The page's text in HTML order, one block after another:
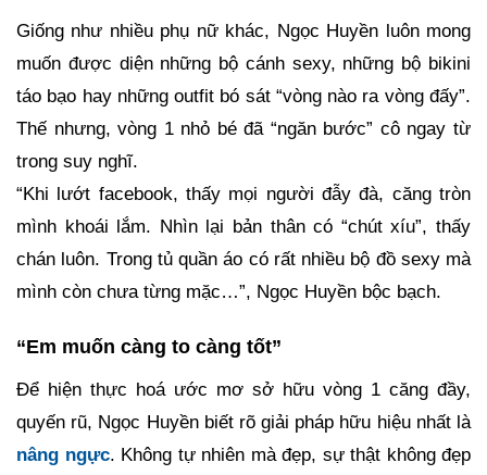
Giống như nhiều phụ nữ khác, Ngọc Huyền luôn mong
muốn được diện những bộ cánh sexy, những bộ bikini
táo bạo hay những outfit bó sát “vòng nào ra vòng đấy”.
Thế nhưng, vòng 1 nhỏ bé đã “ngăn bước” cô ngay từ
trong suy nghĩ.
“Khi lướt facebook, thấy mọi người đẫy đà, căng tròn
mình khoái lắm. Nhìn lại bản thân có “chút xíu”, thấy
chán luôn. Trong tủ quần áo có rất nhiều bộ đồ sexy mà
mình còn chưa từng mặc…”, Ngọc Huyền bộc bạch.
“Em muốn càng to càng tốt”
Để hiện thực hoá ước mơ sở hữu vòng 1 căng đầy,
quyến rũ, Ngọc Huyền biết rõ giải pháp hữu hiệu nhất là
nâng ngực. Không tự nhiên mà đẹp, sự thật không đẹp